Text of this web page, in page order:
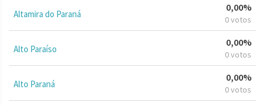
Altamira do Paraná
0,00%
0 votos
Alto Paraíso
0,00%
0 votos
Alto Paraná
0,00%
0 votos